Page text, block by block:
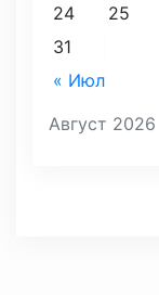
Август 2026
« Июл
24
25
31